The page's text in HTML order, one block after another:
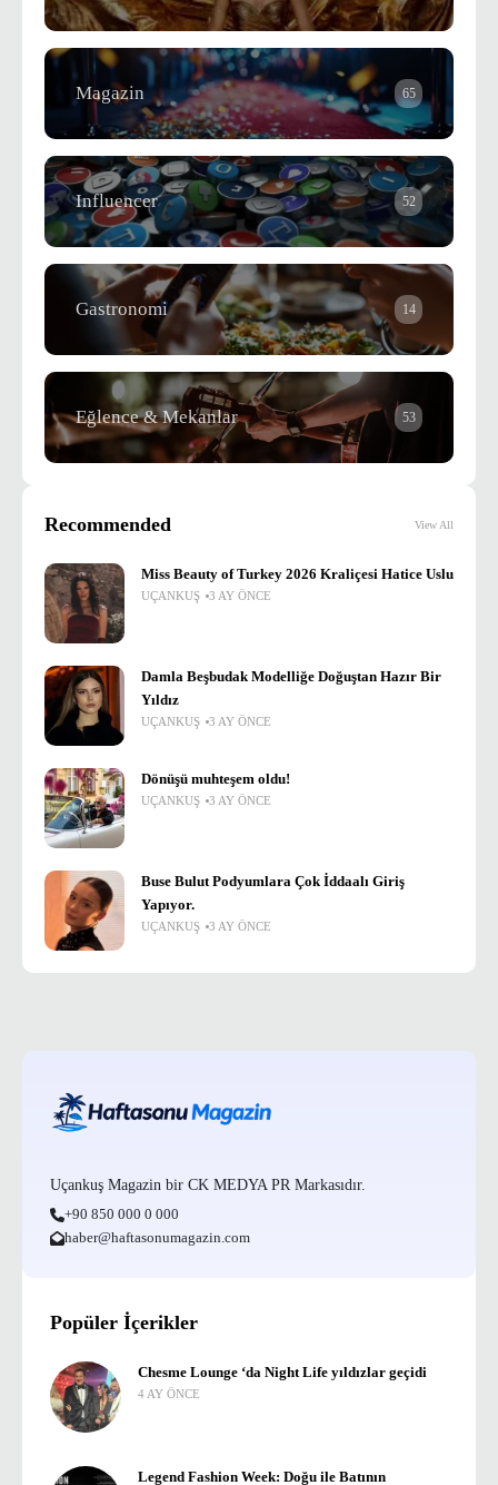
Magazin 65
Influencer 52
Gastronomi 14
Eğlence & Mekanlar 53
Recommended View All
Miss Beauty of Turkey 2026 Kraliçesi Hatice Uslu
UÇANKUŞ 3 AY ÖNCE
Damla Beşbudak Modelliğe Doğuştan Hazır Bir
Yıldız
UÇANKUŞ 3 AY ÖNCE
Dönüşü muhteşem oldu!
UÇANKUŞ 3 AY ÖNCE
Buse Bulut Podyumlara Çok İddaalı Giriş
Yapıyor.
UÇANKUŞ 3 AY ÖNCE
Uçankuş Magazin bir CK MEDYA PR Markasıdır.
+90 850 000 0 000
haber@haftasonumagazin.com
Popüler İçerikler
Chesme Lounge ‘da Night Life yıldızlar geçidi
4 AY ÖNCE
Legend Fashion Week: Doğu ile Batının